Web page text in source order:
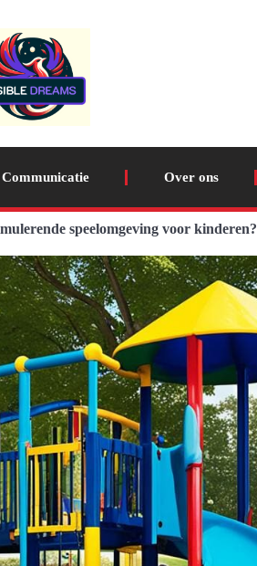
Communicatie Over ons
speelomgeving voor kinderen?